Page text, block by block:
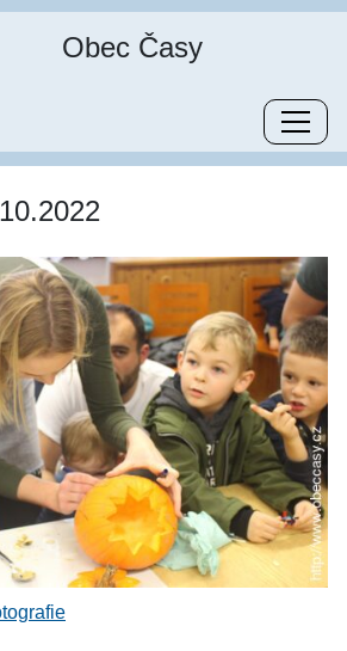
Obec Časy